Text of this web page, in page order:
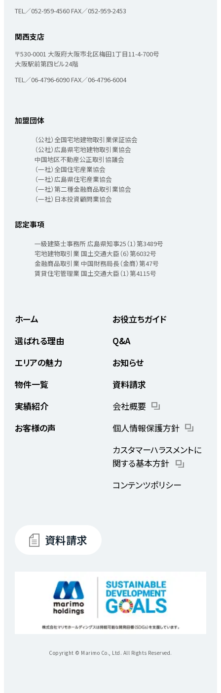
TEL／052-959-4560FAX／052-959-2453
関西支店
〒530-0001 大阪府大阪市北区梅田1丁目11-4-700号
大阪駅前第四ビル24階
TEL／06-4796-6090FAX／06-4796-6004
加盟団体
（公社）全国宅地建物取引業保証協会
（公社）広島県宅地建物取引業協会
中国地区不動産公正取引協議会
（一社）全国住宅産業協会
（一社）広島県住宅産業協会
（一社）第二種金融商品取引業協会
（一社）日本投資顧問業協会
認定事項
一級建築士事務所 広島県知事25（1）第3489号
宅地建物取引業 国土交通大臣（6）第6032号
金融商品取引業 中国財務局長（金商）第47号
賃貸住宅管理業 国土交通大臣（1）第4115号
ホーム
選ばれる理由
エリアの魅力
物件一覧
実績紹介
お客様の声
お役立ちガイド
Q&A
お知らせ
資料請求
会社概要
個人情報保護方針
カスタマーハラスメントに
関する基本方針
コンテンツポリシー
資料請求
Copyright © Marimo Co., Ltd. All Rights Reserved.